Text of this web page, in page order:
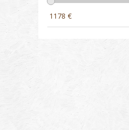
1178 €